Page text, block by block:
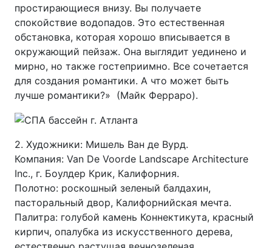
простирающиеся внизу. Вы получаете
спокойствие водопадов. Это естественная
обстановка, которая хорошо вписывается в
окружающий пейзаж. Она выглядит уединено и
мирно, но также гостеприимно. Все сочетается
для создания романтики. А что может быть
лучше романтики?» (Майк Ферраро).
2. Художники: Мишель Ван де Вурд.
Компания: Van De Voorde Landscape Architecture
Inc., г. Боулдер Крик, Калифорния.
Полотно: роскошный зеленый балдахин,
пасторальный двор, Калифорнийская мечта.
Палитра: голубой камень Коннектикута, красный
кирпич, опалубка из искусственного дерева,